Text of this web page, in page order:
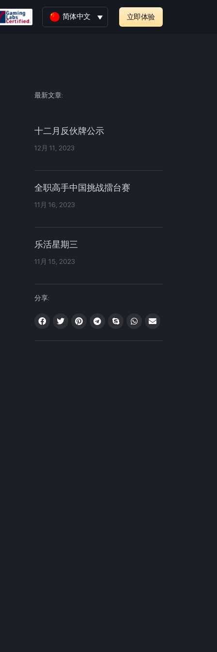
简体中文 立即体验
最新文章:
十二月反伙牌公示
12月 11, 2023
全职高手中国挑战擂台赛
11月 16, 2023
乐活星期三
11月 15, 2023
分享: